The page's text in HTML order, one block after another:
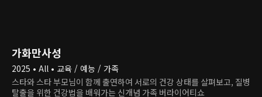
가화만사성
2025 • All • 교육 / 예능 / 가족
스타와 스타 부모님이 함께 출연하여 서로의 건강 상태를 살펴보고, 질병
탈출을 위한 건강법을 배워가는 신개념 가족 버라이어티쇼